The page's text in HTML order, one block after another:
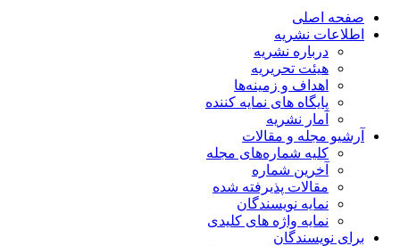
اصلی
نشریه
درباره نشریه
هیئت تحریریه
اهداف و زمینه‌ها
پایگاه های نمایه کننده
آمار نشریه
مجله و مقالات
کلیه شماره‌های مجله
آخرین شماره
مقالات پذیرفته شده
نمایه نویسندگان
نمایه واژه های کلیدی
نویسندگان